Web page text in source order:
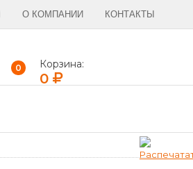
О КОМПАНИИ КОНТАКТЫ
0 Корзина:
0